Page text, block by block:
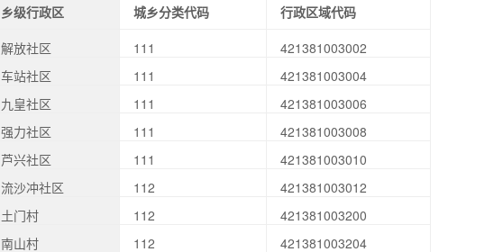
乡级行政区 城乡分类代码
行政区域代码
解放社区 111
421381003002
车站社区 111
421381003004
九皇社区 111
421381003006
强力社区 111
421381003008
芦兴社区 111
421381003010
流沙冲社区 112
421381003012
土门村 112
421381003200
南山村 112
421381003204